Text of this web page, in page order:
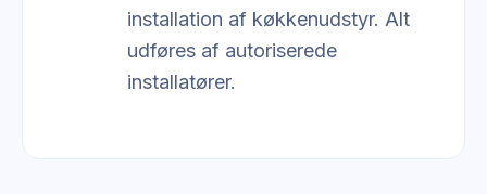
installation af køkkenudstyr. Alt
udføres af autoriserede
installatører.